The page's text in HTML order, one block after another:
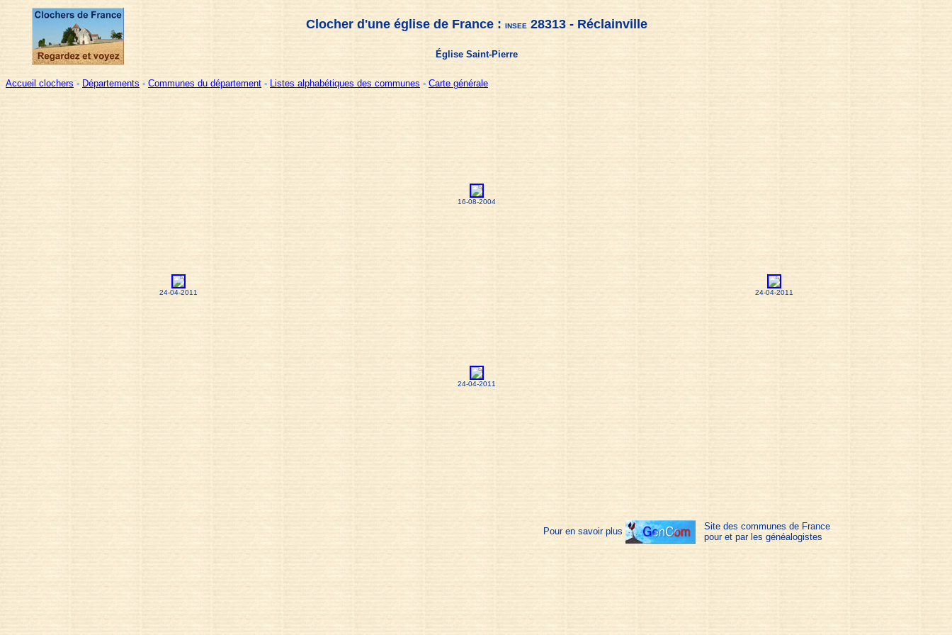
Clocher d'une église de France : INSEE28313 - Réclainville
Église Saint-Pierre
Accueil clochers - Départements - Communes du département - Listes alphabétiques des communes - Carte générale
24-04-2011
16-08-2004
24-04-2011
24-04-2011
Pour en savoir plus
Site des communes de France
pour et par les généalogistes